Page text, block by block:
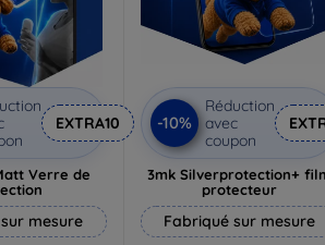
EXTRA10
Verre de
mesure
-10%
Réduction
avec
coupon
3mk Silverprotection+
protecteur
Fabriqué sur mesure